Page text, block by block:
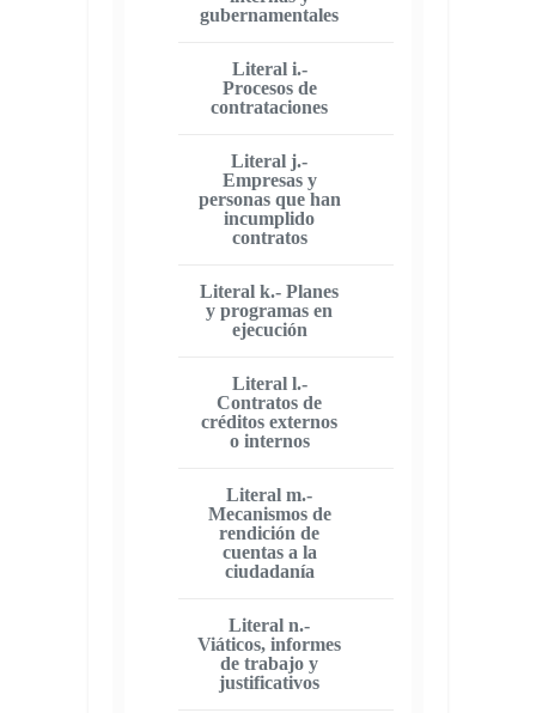
gubernamentales
Literal i.-
Procesos de
contrataciones
Literal j.-
Empresas y
personas que han
incumplido
contratos
Literal k.- Planes
y programas en
ejecución
Literal l.-
Contratos de
créditos externos
o internos
Literal m.-
Mecanismos de
rendición de
cuentas a la
ciudadanía
Literal n.-
Viáticos, informes
de trabajo y
justificativos